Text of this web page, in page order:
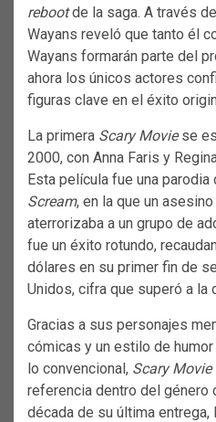
rebootde la saga. A través
Wayans reveló que tanto él
Wayans formarán parte del
ahora los únicos actores
figuras clave en el éxito
La primera Scary Moviese
2000, con Anna Faris y
Esta película fue una
Scream, en la que un
aterrorizaba a un grupo de
fue un éxito rotundo,
dólares en su primer fin de
Unidos, cifra que superó a la
Gracias a sus personajes
cómicas y un estilo de
lo convencional, Scary Movie
referencia dentro del género
década de su última